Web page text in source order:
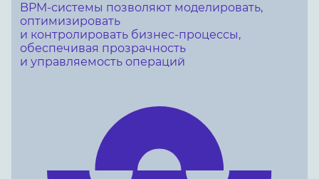
BPM-системы позволяют моделировать,
оптимизировать
и контролировать бизнес-процессы,
обеспечивая прозрачность
и управляемость операций